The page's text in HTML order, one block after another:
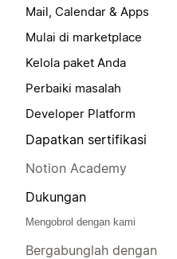
Mail, Calendar & Apps
Mulai di marketplace
Kelola paket Anda
Perbaiki masalah
Developer Platform
Dapatkan sertifikasi
Notion Academy
Dukungan
Mengobrol dengan kami
Bergabunglah dengan